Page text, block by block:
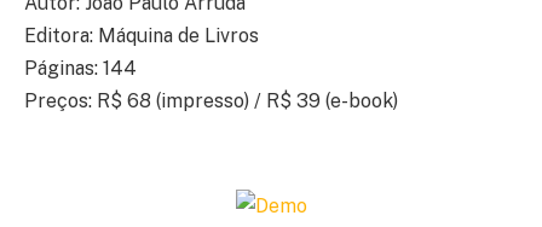
Editora: Máquina de Livros
Páginas: 144
Preços: R$ 68 (impresso) / R$ 39 (e-book)